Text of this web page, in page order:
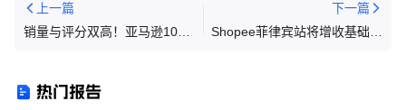
上一篇
销量与评分双高！亚马逊10款
下一篇
Shopee菲律宾站将增收基础设
热门报告